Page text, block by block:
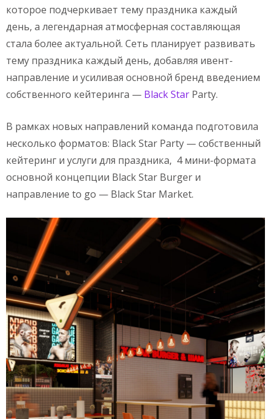
которое подчеркивает тему праздника каждый
день, а легендарная атмосферная составляющая
стала более актуальной. Сеть планирует развивать
тему праздника каждый день, добавляя ивент-
направление и усиливая основной бренд введением
собственного кейтеринга — Black Star Party.
В рамках новых направлений команда подготовила
несколько форматов: Black Star Party — собственный
кейтеринг и услуги для праздника, 4 мини-формата
основной концепции Black Star Burger и
направление to go — Black Star Market.